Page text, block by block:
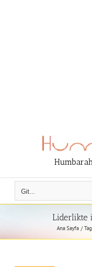
Git...
Liderlikte
Ana Sayfa